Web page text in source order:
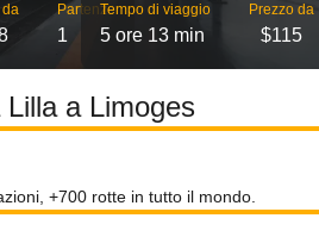
da Partenze
1
Tempo di viaggio
5 ore 13 min
Prezzo da
$115
a Limoges
+700 rotte in tutto il mondo.